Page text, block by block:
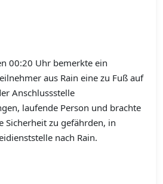
00:20 Uhr bemerkte ein
aus Rain eine zu Fuß auf
Anschlussstelle
laufende Person und brachte
Sicherheit zu gefährden, in
nach Rain.